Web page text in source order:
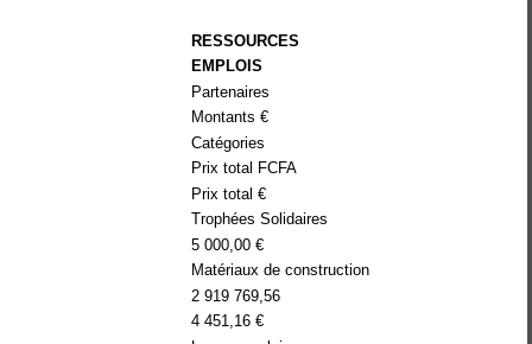
RESSOURCES
EMPLOIS
Partenaires
Montants €
Catégories
Prix total FCFA
Prix total €
Trophées Solidaires
5 000,00 €
Matériaux de construction
2 919 769,56
4 451,16 €